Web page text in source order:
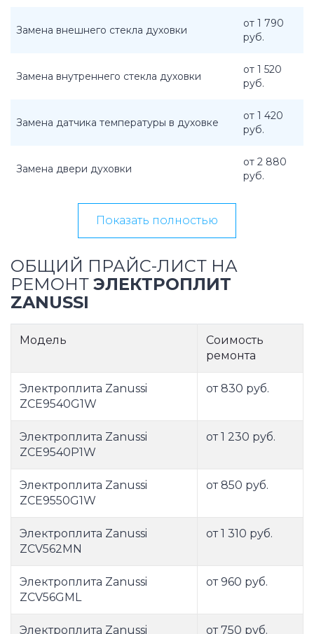
Замена внешнего стекла духовки
от 1 790
руб.
Замена внутреннего стекла духовки
от 1 520
руб.
Замена датчика температуры в духовке
от 1 420
руб.
Замена двери духовки
от 2 880
руб.
Показать полностью
ОБЩИЙ ПРАЙС-ЛИСТ НА
РЕМОНТ ЭЛЕКТРОПЛИТ
ZANUSSI
Модель
Соимость
ремонта
Электроплита Zanussi
ZCE9540G1W
от 830 руб.
Электроплита Zanussi
ZCE9540P1W
от 1 230 руб.
Электроплита Zanussi
ZCE9550G1W
от 850 руб.
Электроплита Zanussi
ZCV562MN
от 1 310 руб.
Электроплита Zanussi
ZCV56GML
от 960 руб.
Электроплита Zanussi от 750 руб.